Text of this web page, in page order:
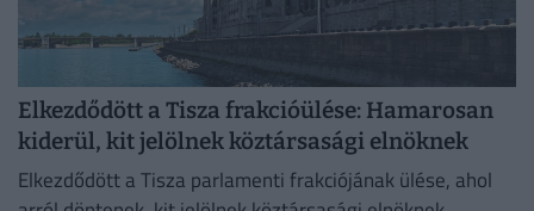
Elkezdődött a Tisza frakcióülése: Hamarosan
kiderül, kit jelölnek köztársasági elnöknek
Elkezdődött a Tisza parlamenti frakciójának ülése, ahol